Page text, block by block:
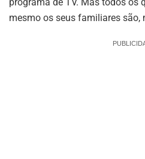
mesmo os seus familiares são,